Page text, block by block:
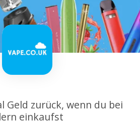
Geld zurück, wenn du bei
einkaufst